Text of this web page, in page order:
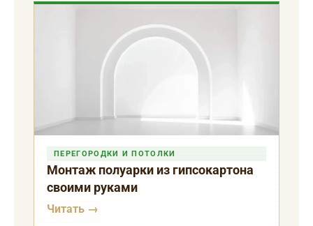
ПЕРЕГОРОДКИ И ПОТОЛКИ
Монтаж полуарки из гипсокартона
своими руками
Читать →